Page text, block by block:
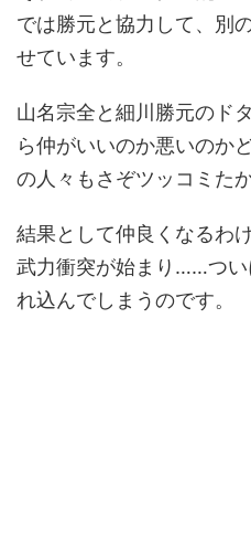
では勝元と協力して、別
せています。
山名宗全と細川勝元のド
ら仲がいいのか悪いのか
の人々もさぞツッコミた
結果として仲良くなるわ
武力衝突が始まり……つ
れ込んでしまうのです。